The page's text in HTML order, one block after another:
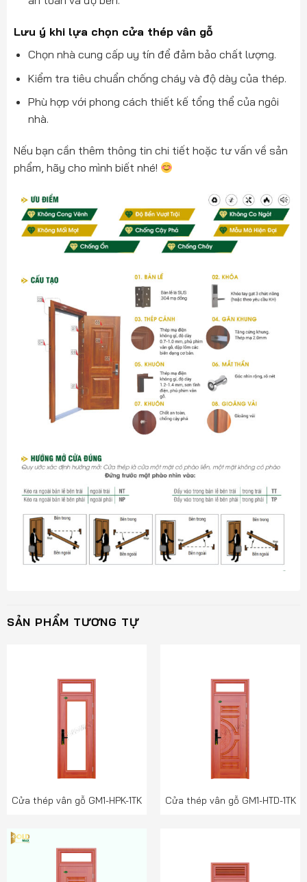
Lưu ý khi lựa chọn cửa thép vân gỗ
Chọn nhà cung cấp uy tín để đảm bảo chất lượng.
Kiểm tra tiêu chuẩn chống cháy và độ dày của thép.
Phù hợp với phong cách thiết kế tổng thể của ngôi
nhà.
Nếu bạn cần thêm thông tin chi tiết hoặc tư vấn về sản
phẩm, hãy cho mình biết nhé!
SẢN PHẨM TƯƠNG TỰ
Cửa thép vân gỗ GM1-HPK-1TK Cửa thép vân gỗ GM1-HTD-1TK